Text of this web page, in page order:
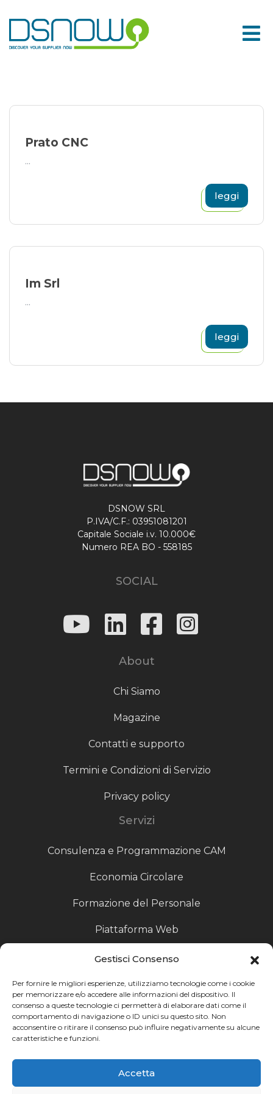
Gestisci Consenso
Per fornire le migliori esperienze, utilizziamo tecnologie come i cookie
per memorizzare e/o accedere alle informazioni del dispositivo. Il
consenso a queste tecnologie ci permetterà di elaborare dati come il
comportamento di navigazione o ID unici su questo sito. Non
acconsentire o ritirare il consenso può influire negativamente su alcune
caratteristiche e funzioni.
Accetta
to
content
Prato CNC
...
leggi
Im Srl
...
leggi
DSNOW SRL
P.IVA/C.F.: 03951081201
Capitale Sociale i.v. 10.000€
Numero REA BO - 558185
SOCIAL
About
Chi Siamo
Magazine
Contatti e supporto
Termini e Condizioni di Servizio
Privacy policy
Servizi
Consulenza e Programmazione CAM
Economia Circolare
Formazione del Personale
Piattaforma Web
Scouting fornitori
Produzione Particolari
Raccoglitori di Fine Linea
Ricerca
Ricerca avanzata
Catalogo fornitori